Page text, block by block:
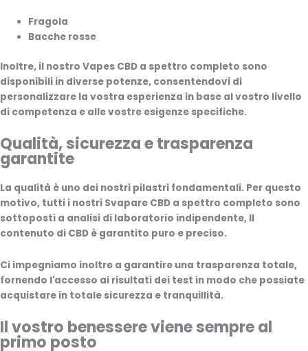
Fragola
Bacche rosse
Inoltre, il nostro Vapes CBD a spettro completo sono
disponibili in diverse potenze, consentendovi di
personalizzare la vostra esperienza in base al vostro livello
di competenza e alle vostre esigenze specifiche.
Qualità, sicurezza e trasparenza
garantite
La qualità è uno dei nostri pilastri fondamentali. Per questo
motivo, tutti i nostri Svapare CBD a spettro completo sono
sottoposti a analisi di laboratorio indipendente, Il
contenuto di CBD è garantito puro e preciso.
Ci impegniamo inoltre a garantire una trasparenza totale,
fornendo l'accesso ai risultati dei test in modo che possiate
acquistare in totale sicurezza e tranquillità.
Il vostro benessere viene sempre al
primo posto